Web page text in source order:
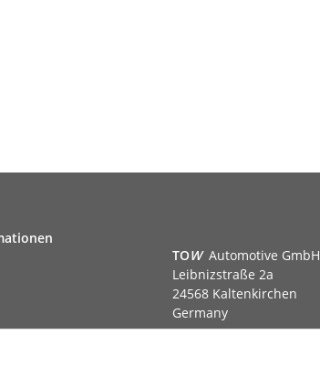
TOW Automotive GmbH
Leibnizstraße 2a
24568 Kaltenkirchen
Germany